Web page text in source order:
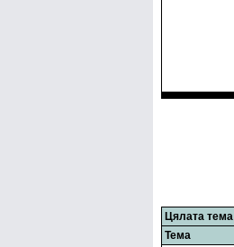
Цялата тема
Тема